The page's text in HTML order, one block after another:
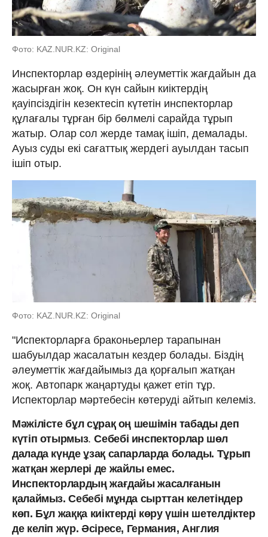
Фото: KAZ.NUR.KZ: Original
Инспекторлар өздерінің әлеуметтік жағдайын да
жасырған жоқ. Он күн сайын киіктердің
қауіпсіздігін кезектесіп күтетін инспекторлар
құлағалы тұрған бір бөлмелі сарайда тұрып
жатыр. Олар сол жерде тамақ ішіп, демалады.
Ауыз суды екі сағаттық жердегі ауылдан тасып
ішіп отыр.
Фото: KAZ.NUR.KZ: Original
"Испекторларға браконьерлер тарапынан
шабуылдар жасалатын кездер болады. Біздің
әлеуметтік жағдайымыз да қорғалып жатқан
жоқ. Автопарк жаңартуды қажет етіп тұр.
Испекторлар мәртебесін көтеруді айтып келеміз.
Мәжілісте бұл сұрақ оң шешімін табады деп
күтіп отырмыз.Себебі инспекторлар шөл
далада күнде ұзақ сапарларда болады. Тұрып
жатқан жерлері де жайлы емес.
Инспекторлардың жағдайы жасалғанын
қалаймыз. Себебі мұнда сырттан келетіндер
көп. Бұл жаққа киіктерді көру үшін шетелдіктер
де келіп жүр. Әсіресе, Германия, Англия